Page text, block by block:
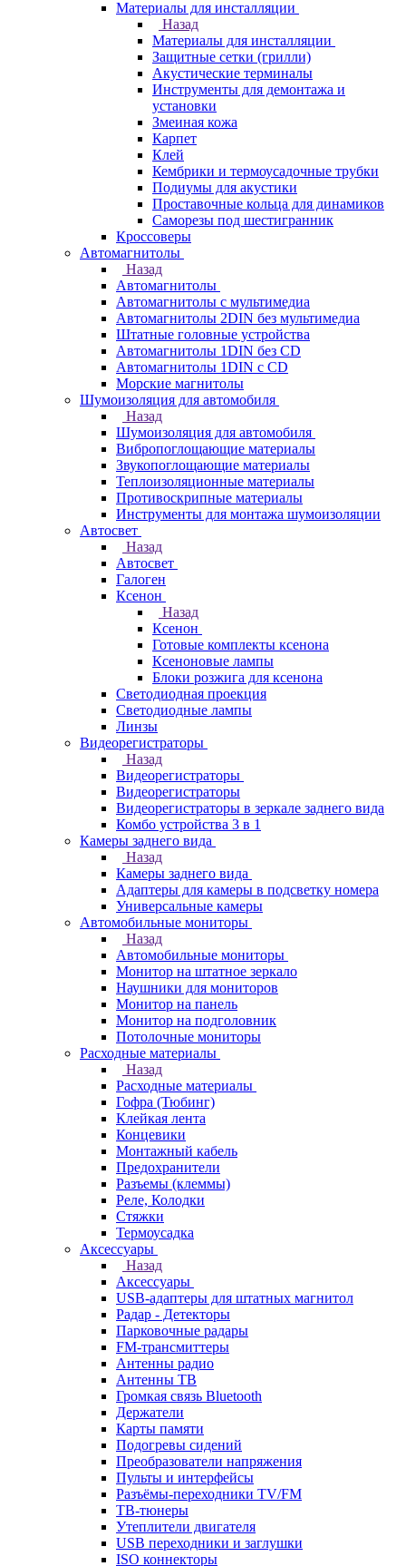
Материалы для инсталляции
Назад
Материалы для инсталляции
Защитные сетки (грилли)
Акустические терминалы
Инструменты для демонтажа и
установки
Змеиная кожа
Карпет
Клей
Кембрики и термоусадочные трубки
Подиумы для акустики
Проставочные кольца для динамиков
Саморезы под шестигранник
Кроссоверы
Автомагнитолы
Назад
Автомагнитолы
Автомагнитолы с мультимедиа
Автомагнитолы 2DIN без мультимедиа
Штатные головные устройства
Автомагнитолы 1DIN без CD
Автомагнитолы 1DIN с CD
Морские магнитолы
Шумоизоляция для автомобиля
Назад
Шумоизоляция для автомобиля
Вибропоглощающие материалы
Звукопоглощающие материалы
Теплоизоляционные материалы
Противоскрипные материалы
Инструменты для монтажа шумоизоляции
Автосвет
Назад
Автосвет
Галоген
Ксенон
Назад
Ксенон
Готовые комплекты ксенона
Ксеноновые лампы
Блоки розжига для ксенона
Светодиодная проекция
Светодиодные лампы
Линзы
Видеорегистраторы
Назад
Видеорегистраторы
Видеорегистраторы
Видеорегистраторы в зеркале заднего вида
Комбо устройства 3 в 1
Камеры заднего вида
Назад
Камеры заднего вида
Адаптеры для камеры в подсветку номера
Универсальные камеры
Автомобильные мониторы
Назад
Автомобильные мониторы
Монитор на штатное зеркало
Наушники для мониторов
Монитор на панель
Монитор на подголовник
Потолочные мониторы
Расходные материалы
Назад
Расходные материалы
Гофра (Тюбинг)
Клейкая лента
Концевики
Монтажный кабель
Предохранители
Разъемы (клеммы)
Реле, Колодки
Стяжки
Термоусадка
Аксессуары
Назад
Аксессуары
USB-адаптеры для штатных магнитол
Радар - Детекторы
Парковочные радары
FM-трансмиттеры
Антенны радио
Антенны ТВ
Громкая связь Bluetooth
Держатели
Карты памяти
Подогревы сидений
Преобразователи напряжения
Пульты и интерфейсы
Разъёмы-переходники TV/FM
ТВ-тюнеры
Утеплители двигателя
USB переходники и заглушки
ISO коннекторы